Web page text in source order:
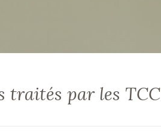
traités par les TCC